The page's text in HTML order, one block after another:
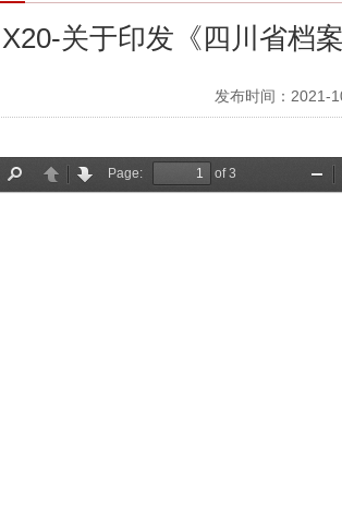
X20-关于印发《四川省档
发布时间：2021-